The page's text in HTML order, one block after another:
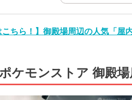
こちら！】御殿場周辺の人気「屋
ケモンストア 御殿場